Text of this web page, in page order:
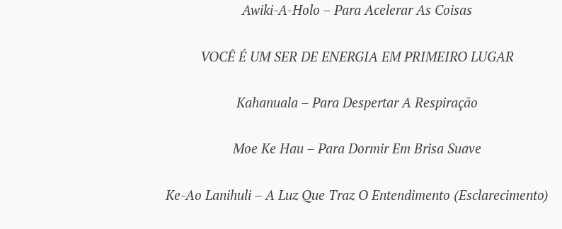
Awiki-A-Holo – Para Acelerar As Coisas
VOCÊ É UM SER DE ENERGIA EM PRIMEIRO LUGAR
Kahanuala – Para Despertar A Respiração
Moe Ke Hau – Para Dormir Em Brisa Suave
Ke-Ao Lanihuli – A Luz Que Traz O Entendimento (Esclarecimento)